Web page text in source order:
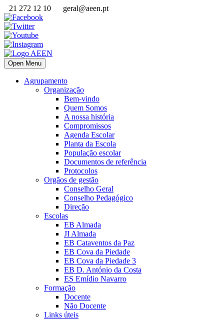
21 272 12 10 geral@aeen.pt
Open Menu
Agrupamento
Organização
Bem-vindo
Quem Somos
A nossa história
Compromissos
Agenda Escolar
Planta da Escola
População escolar
Documentos de referência
Protocolos
Orgãos de gestão
Conselho Geral
Conselho Pedagógico
Direção
Escolas
EB Almada
JI Almada
EB Cataventos da Paz
EB Cova da Piedade
EB Cova da Piedade 3
EB D. António da Costa
ES Emídio Navarro
Formação
Docente
Não Docente
Links úteis